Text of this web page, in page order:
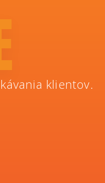
klientov.